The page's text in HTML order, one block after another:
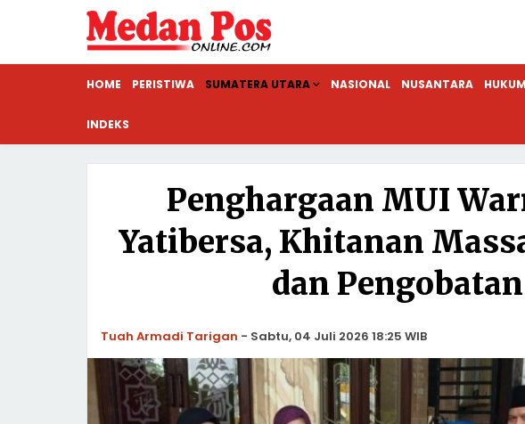
HOME PERISTIWA SUMATERA UTARA NASIONAL NUSANTARA HUKUM
INDEKS
Penghargaan MUI
Yatibersa, Khitanan
dan
Tuah Armadi Tarigan - Sabtu, 04 Juli 2026 18:25 WIB